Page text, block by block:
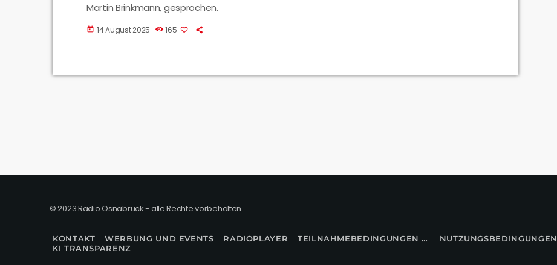
Martin Brinkmann, gesprochen.
today 14 August 2025 165
© 2023 Radio Osnabrück - alle Rechte vorbehalten
KONTAKT WERBUNG UND EVENTS RADIOPLAYER TEILNAHMEBEDINGUNGEN FÜR GEWINNSPIELE NUTZUNGSBEDINGUNGEN
KI TRANSPARENZ